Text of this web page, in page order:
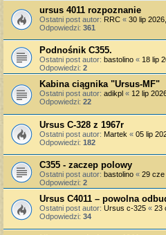
ursus 4011 rozpoznanie
Ostatni post autor: RRC « 30 lip
Odpowiedzi: 361
Podnośnik C355.
Ostatni post autor: bastolino « 18 lip
Odpowiedzi: 2
Kabina ciągnika "Ursus-MF"
Ostatni post autor: adikpl « 12 lip
Odpowiedzi: 22
Ursus C-328 z 1967r
Ostatni post autor: Martek « 05 lip
Odpowiedzi: 182
C355 - zaczep polowy
Ostatni post autor: bastolino « 29 cze
Odpowiedzi: 2
Ursus C4011 – powolna
Ostatni post autor: Ursus c-325 « 23
Odpowiedzi: 34